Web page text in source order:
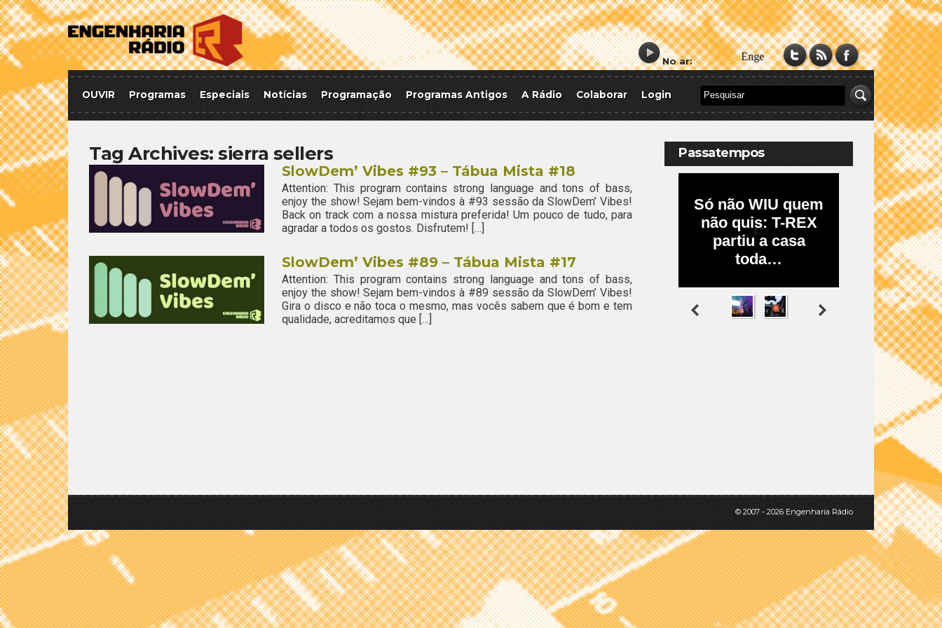
No ar:
OUVIR Programas Especiais Notícias Programação Programas Antigos A Rádio Colaborar Login
Tag Archives: sierra sellers
SlowDem’ Vibes #93 – Tábua Mista #18
Attention: This program contains strong language and tons of bass,
enjoy the show! Sejam bem-vindos à #93 sessão da SlowDem’ Vibes!
Back on track com a nossa mistura preferida! Um pouco de tudo, para
agradar a todos os gostos. Disfrutem! […]
SlowDem’ Vibes #89 – Tábua Mista #17
Attention: This program contains strong language and tons of bass,
enjoy the show! Sejam bem-vindos à #89 sessão da SlowDem’ Vibes!
Gira o disco e não toca o mesmo, mas vocês sabem que é bom e tem
qualidade, acreditamos que […]
Passatempos
© 2007 - 2026 Engenharia Rádio